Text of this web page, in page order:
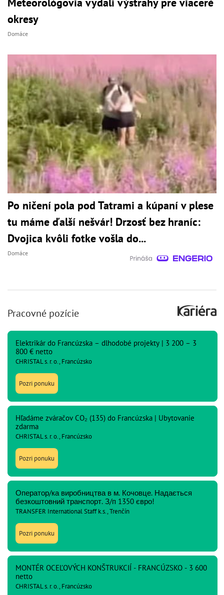
okresy
Domáce
Po ničení pola pod Tatrami a kúpaní v plese
tu máme ďalší nešvár! Drzosť bez hraníc:
Dvojica kvôli fotke vošla do...
Domáce
Pracovné pozície
Elektrikár do Francúzska – dlhodobé projekty | 3 200 – 3
800 € netto
CHRISTAL s. r. o., Francúzsko
Pozri ponuku
Hľadáme zváračov CO₂ (135) do Francúzska | Ubytovanie
zdarma
CHRISTAL s. r. o., Francúzsko
Pozri ponuku
Оператор/ка виробництва в м. Кочовце. Надається
безкоштовний транспорт. З/п 1350 євро!
TRANSFER International Staff k.s., Trenčín
Pozri ponuku
MONTÉR OCEĽOVÝCH KONŠTRUKCIÍ - FRANCÚZSKO - 3 600
netto
CHRISTAL s. r. o., Francúzsko